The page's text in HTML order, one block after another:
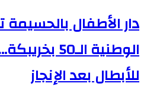
دار الأطفال بالحسيمة
الوطنية
للأبطال بعد الإنجاز